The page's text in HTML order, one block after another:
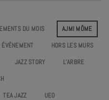
DU MOIS
AJMI MÔME
ÉVÉNEMENT
HORS LES MURS
JAZZ STORY
L’ARBRE
TEA JAZZ UEO